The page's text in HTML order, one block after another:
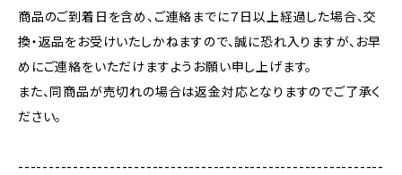
商品のご到着日を含め、ご連絡までに７日以上経過した場合、交
換・返品をお受けいたしかねますので、誠に恐れ入りますが、お早
めにご連絡をいただけますようお願い申し上げます。
また、同商品が売切れの場合は返金対応となりますのでご了承く
ださい。
------------------------------------------------------------